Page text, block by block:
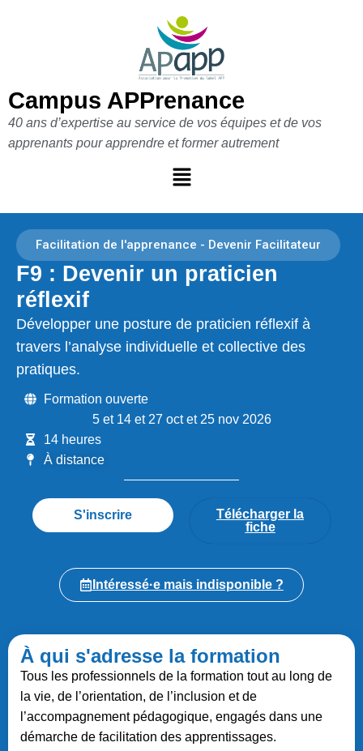
Campus APPrenance
40 ans d’expertise au service de vos équipes et de vos
apprenants pour apprendre et former autrement
Facilitation de l'apprenance - Devenir Facilitateur
F9 : Devenir un praticien
réflexif
Développer une posture de praticien réflexif à
travers l’analyse individuelle et collective des
pratiques.
Formation ouverte
5 et 14 et 27 oct et 25 nov 2026
14 heures
À distance
S'inscrire
Télécharger la
fiche
Intéressé·e mais indisponible ?
À qui s'adresse la formation
Tous les professionnels de la formation tout au long de
la vie, de l’orientation, de l’inclusion et de
l’accompagnement pédagogique, engagés dans une
démarche de facilitation des apprentissages.